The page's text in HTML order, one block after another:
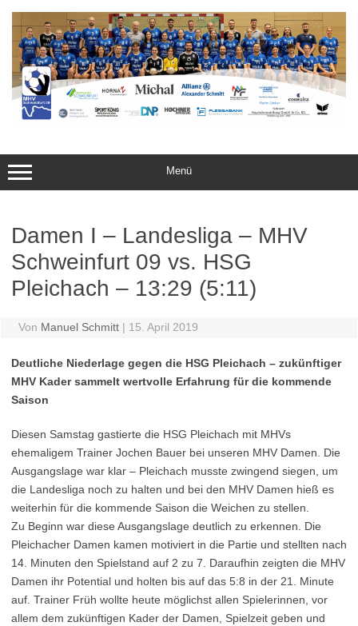
Inhalt
springen
Menü
Damen I – Landesliga – MHV
Schweinfurt 09 vs. HSG
Pleichach – 13:29 (5:11)
Von Manuel Schmitt | 15. April 2019
Deutliche Niederlage gegen die HSG Pleichach – zukünftiger
MHV Kader sammelt wertvolle Erfahrung für die kommende
Saison
Diesen Samstag gastierte die HSG Pleichach mit MHVs
ehemaligem Trainer Jochen Bauer bei unseren MHV Damen. Die
Ausgangslage war klar – Pleichach musste zwingend siegen, um
die Landesliga noch zu halten und bei den MHV Damen hieß es
weiterhin für die kommende Saison die Weichen zu stellen.
Zu Beginn war diese Ausgangslage deutlich zu erkennen. Die
Pleichacher Damen kamen motiviert in die Partie und stellten nach
14. Minuten den Spielstand auf 2 zu 7. Daraufhin zeigten die MHV
Damen ihr Potential und holten bis auf das 5:8 in der 21. Minute
auf. Trainer Früh wollte heute möglichst allen Spielerinnen, vor
allem dem zukünftigen Kader der Damen, Spielzeit geben und